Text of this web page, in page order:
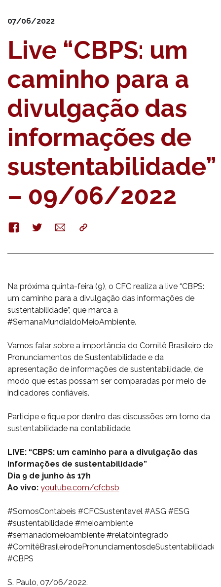
07/06/2022
Live “CBPS: um
caminho para a
divulgação das
informações de
sustentabilidade”
– 09/06/2022
FacebookTwitterE-
mail
Copy
Na próxima quinta-feira (9), o CFC realiza a live “CBPS:
um caminho para a divulgação das informações de
sustentabilidade”, que marca a
#SemanaMundialdoMeioAmbiente.
Vamos falar sobre a importância do Comitê Brasileiro de
Pronunciamentos de Sustentabilidade e da
apresentação de informações de sustentabilidade, de
modo que estas possam ser comparadas por meio de
indicadores confiáveis.
Participe e fique por dentro das discussões em torno da
sustentabilidade na contabilidade.
LIVE: “CBPS: um caminho para a divulgação das
informações de sustentabilidade”
Dia 9 de junho às 17h
Ao vivo: youtube.com/cfcbsb
#SomosContabeis #CFCSustentavel #ASG #ESG
#sustentabilidade #meioambiente
#semanadomeioambiente #relatointegrado
#ComitêBrasileirodePronunciamentosdeSustentabilidade
#CBPS
S. Paulo, 07/06/2022.